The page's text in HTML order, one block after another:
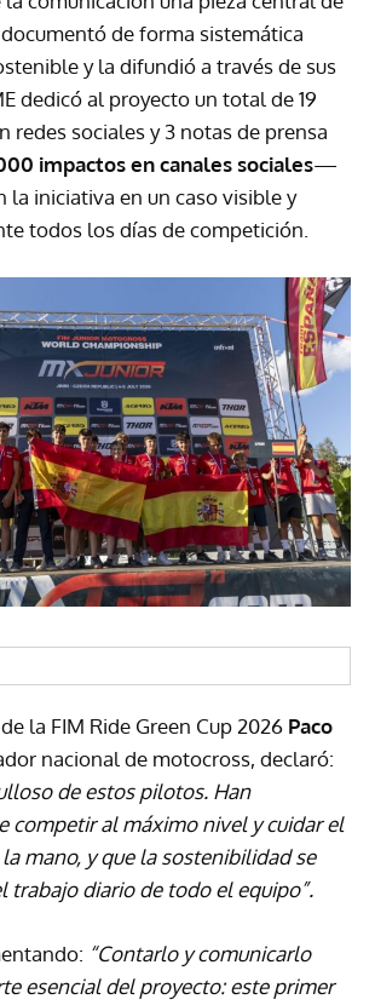
de forma sistemática
y la difundió a través de sus
dedicó al proyecto un total de 19
redes sociales y 3 notas de prensa
impactos en canales sociales—
la iniciativa en un caso visible y
todos los días de competición.
la FIM Ride Green Cup 2026 Paco
nacional de motocross, declaró:
de estos pilotos. Han
competir al máximo nivel y cuidar el
mano, y que la sostenibilidad se
trabajo diario de todo el equipo”.
“Contarlo y comunicarlo
esencial del proyecto: este primer